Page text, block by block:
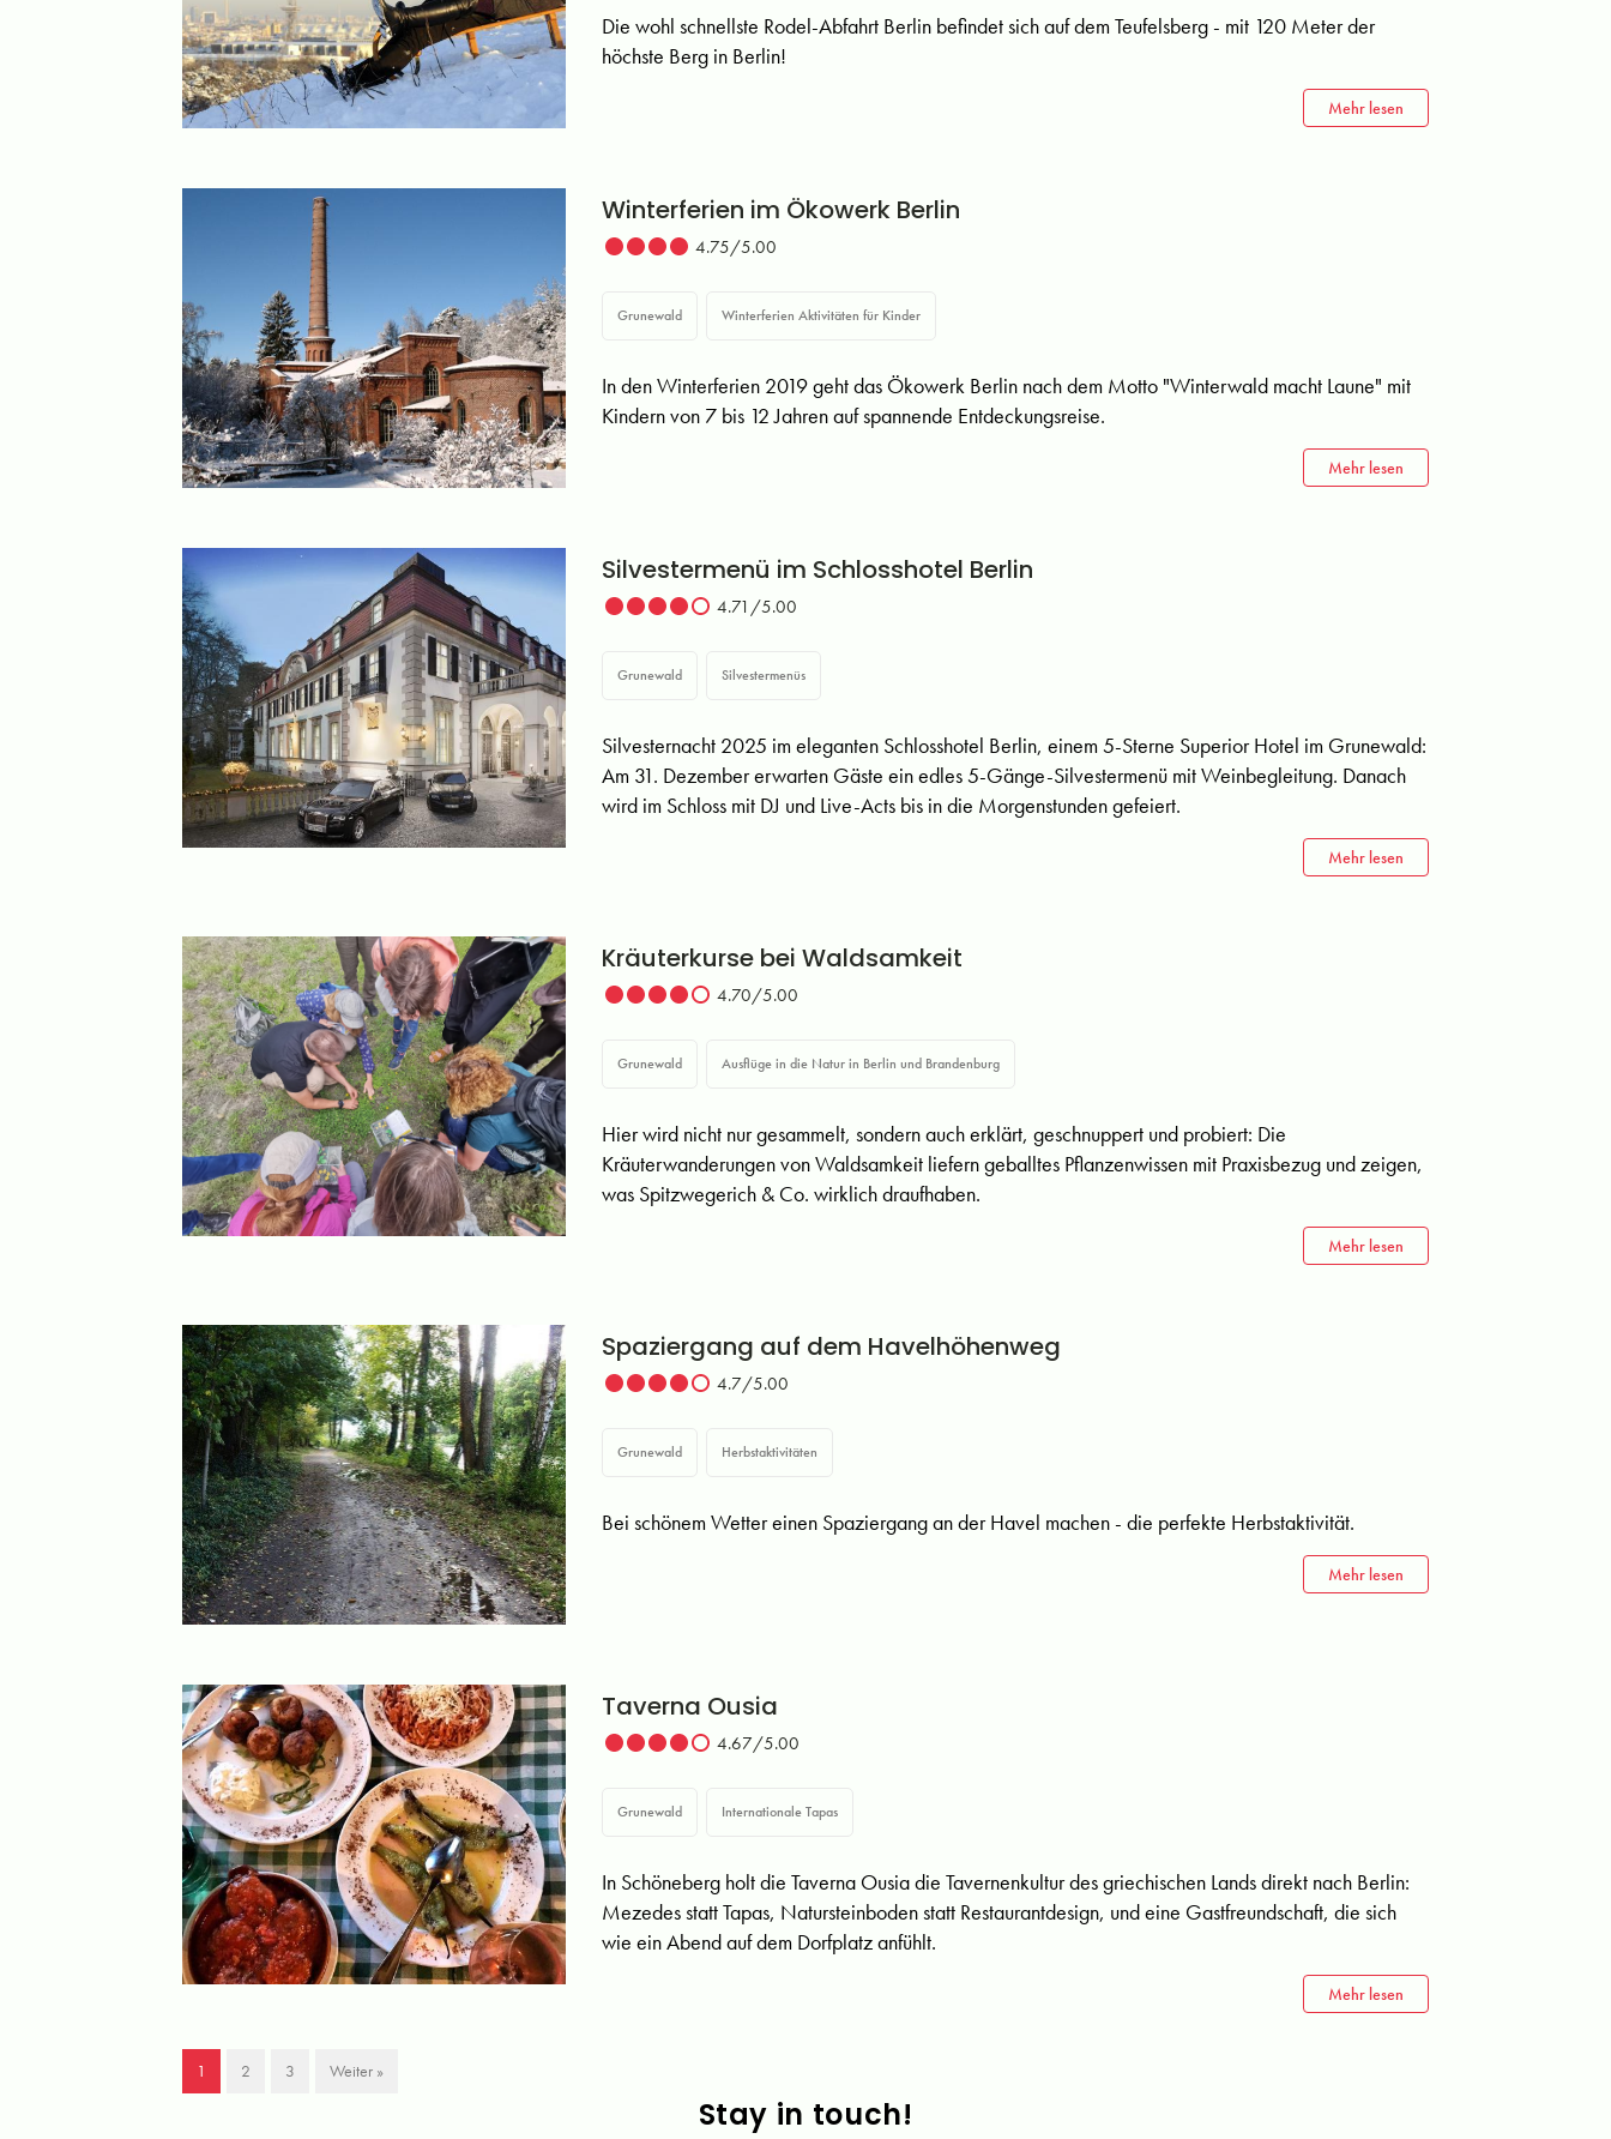
Die wohl schnellste Rodel-Abfahrt Berlin befindet sich auf dem Teufelsberg - mit 120 Meter der
höchste Berg in Berlin!
Mehr lesen
Winterferien im Ökowerk Berlin
4.75/5.00
Grunewald Winterferien Aktivitäten für Kinder
In den Winterferien 2019 geht das Ökowerk Berlin nach dem Motto "Winterwald macht Laune" mit
Kindern von 7 bis 12 Jahren auf spannende Entdeckungsreise.
Mehr lesen
Silvestermenü im Schlosshotel Berlin
4.71/5.00
Grunewald Silvestermenüs
Silvesternacht 2025 im eleganten Schlosshotel Berlin, einem 5-Sterne Superior Hotel im Grunewald:
Am 31. Dezember erwarten Gäste ein edles 5-Gänge-Silvestermenü mit Weinbegleitung. Danach
wird im Schloss mit DJ und Live-Acts bis in die Morgenstunden gefeiert.
Mehr lesen
Kräuterkurse bei Waldsamkeit
4.70/5.00
Grunewald Ausflüge in die Natur in Berlin und Brandenburg
Hier wird nicht nur gesammelt, sondern auch erklärt, geschnuppert und probiert: Die
Kräuterwanderungen von Waldsamkeit liefern geballtes Pflanzenwissen mit Praxisbezug und zeigen,
was Spitzwegerich & Co. wirklich draufhaben.
Mehr lesen
Spaziergang auf dem Havelhöhenweg
4.7/5.00
Grunewald Herbstaktivitäten
Bei schönem Wetter einen Spaziergang an der Havel machen - die perfekte Herbstaktivität.
Mehr lesen
Taverna Ousia
4.67/5.00
Grunewald Internationale Tapas
In Schöneberg holt die Taverna Ousia die Tavernenkultur des griechischen Lands direkt nach Berlin:
Mezedes statt Tapas, Natursteinboden statt Restaurantdesign, und eine Gastfreundschaft, die sich
wie ein Abend auf dem Dorfplatz anfühlt.
Mehr lesen
1 2 3 Weiter »
Stay in touch!